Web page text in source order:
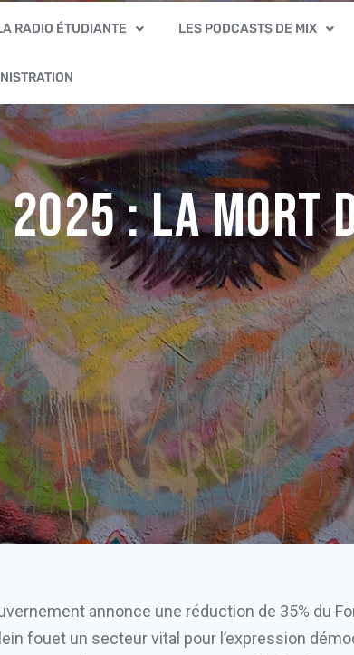
RADIO ÉTUDIANTE LES PODCASTS DE MIX
: la mort
annonce une réduction de 35% du
fouet un secteur vital pour l’expression